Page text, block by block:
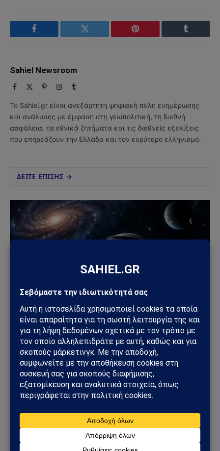
Facebook Twitter Pinterest Tumblr
Sahiel Newsroom
Facebook PinterestInstagram
Tumblr
Το Sahiel.gr είναι ανεξάρτητη ψηφιακή πύλη ενημέρωσης
και ανάλυσης με έμφαση στη γεωπολιτική, τη διεθνή
ασφάλεια, τα εθνικά ζητήματα και τις διεθνείς εξελίξεις
που επηρεάζουν την Ελλάδα και τον ευρύτερο ελληνισμό.
ΔΕΙΤΕ ΕΠΙΣΗΣ →
NASA και UAP: Τι πραγματικά δήλωσε ο Τζάρετ
Άιζακμαν για τις εικόνες ανεξήγητων
αντικειμένων
10/07/2026